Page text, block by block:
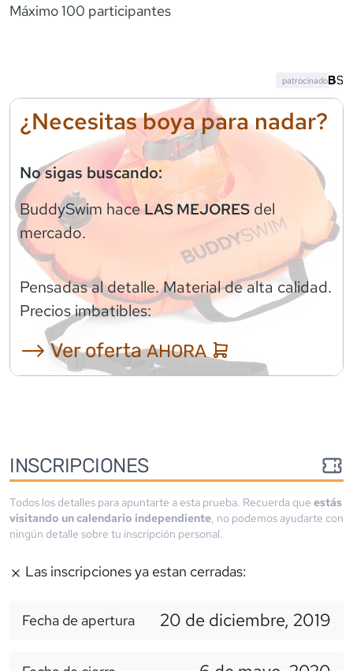
Máximo 100 participantes
¿Necesitas boya para nadar?
No sigas buscando:
BuddySwim haceLAS MEJORES del
mercado.
Pensadas al detalle. Material de alta calidad.
Precios imbatibles:
⟶ Ver ofertaAHORA
patrocinado
INSCRIPCIONES
Todos los detalles para apuntarte a esta prueba. Recuerda que estás
visitando un calendario independiente, no podemos ayudarte con
ningún detalle sobre tu inscripción personal.
Las inscripciones ya estan cerradas:
Fecha de apertura 20 de diciembre, 2019